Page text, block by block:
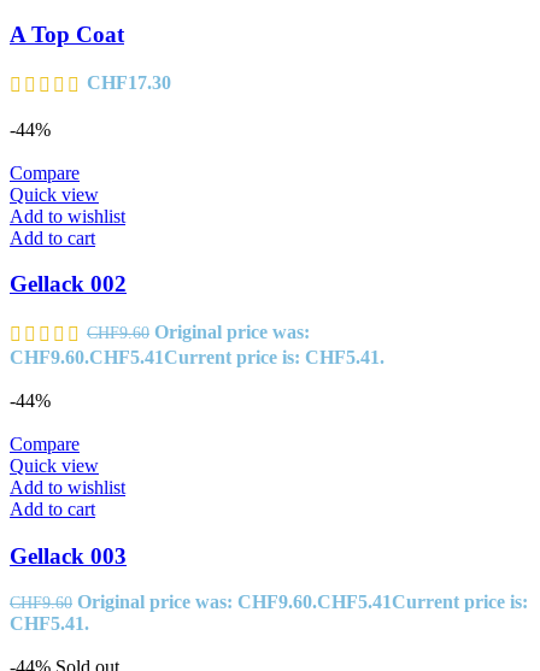
A Top Coat
CHF17.30
-44%
Compare
Quick view
Add to wishlist
Add to cart
Gellack 002
CHF9.60 Original price was:
CHF9.60.CHF5.41Current price is: CHF5.41.
-44%
Compare
Quick view
Add to wishlist
Add to cart
Gellack 003
CHF9.60 Original price was: CHF9.60.CHF5.41Current price is:
CHF5.41.